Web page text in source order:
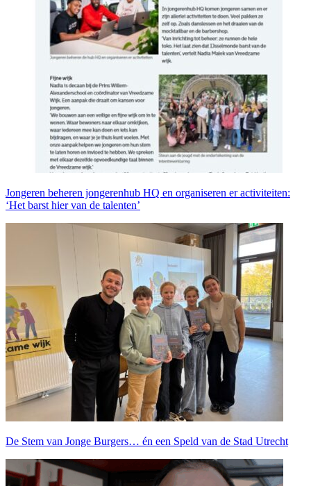
Jongeren beheren jongerenhub HQ en organiseren er activiteiten:
‘Het barst hier van de talenten’
De Stem van Jonge Burgers… én een Speld van de Stad Utrecht